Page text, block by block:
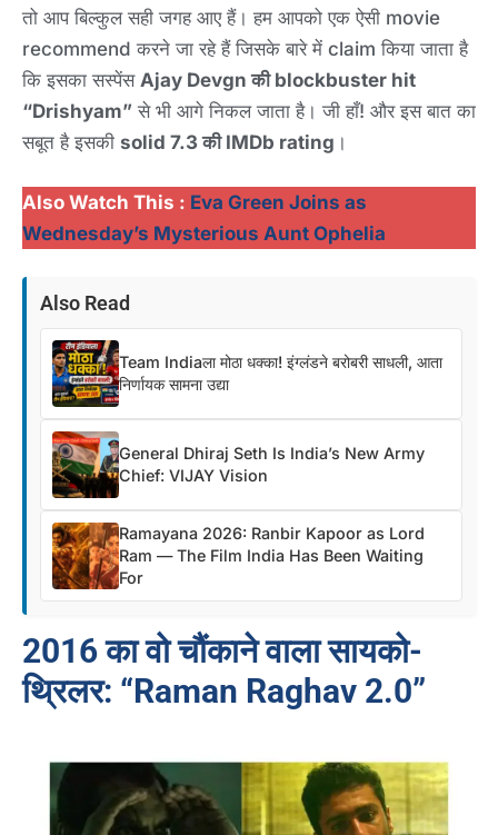
तो आप बिल्कुल सही जगह आए हैं। हम आपको एक ऐसी movie
recommend करने जा रहे हैं जिसके बारे में claim किया जाता है
कि इसका सस्पेंस Ajay Devgn की blockbuster hit
“Drishyam” से भी आगे निकल जाता है। जी हाँ! और इस बात का
सबूत है इसकी solid 7.3 की IMDb rating ।
Also Watch This : Eva Green Joins as
Wednesday’s Mysterious Aunt Ophelia
Also Read
Team Indiaला मोठा धक्का! इंग्लंडने बरोबरी साधली, आता
निर्णायक सामना उद्या
General Dhiraj Seth Is India’s New Army
Chief: VIJAY Vision
Ramayana 2026: Ranbir Kapoor as Lord
Ram — The Film India Has Been Waiting
For
2016 का वो चौंकाने वाला सायको-
थ्रिलर: “Raman Raghav 2.0”